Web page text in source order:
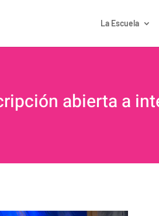
La Escuela
abierta a